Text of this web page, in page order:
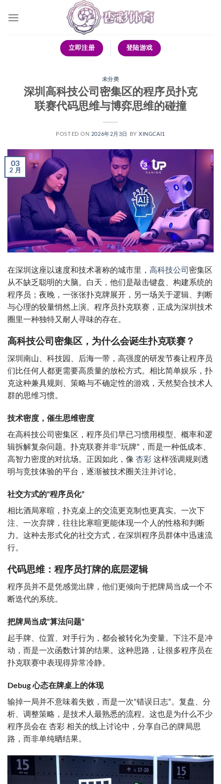
立即注册 登陆游戏
未分类
深圳高科技公司密集区的程序员扑克
联赛代码思维与博弈思维的碰撞
POSTED ON 2026年2月3日 BYXINGCAI1
03
2 月
在深圳这座以速度和技术著称的城市里， 高科技公司 密集区
从不缺乏聪明的大脑。白天，他们是敲击键盘、构建系统的
程序员；夜晚，一张张扑克牌展开，另一场关于逻辑、判断
与心理的较量悄然上演。程序员扑克联赛，正成为深圳技术
圈里一种独特又耐人寻味的存在。
高科技公司密集区，为什么会诞生扑克联赛？
深圳南山、科技园、后海一带，高强度的研发节奏让程序员
们比任何人都更需要高质量的放松方式。相比简单娱乐，扑
克这种兼具规则、策略与不确定性的游戏，天然契合技术人
群的思维习惯。
技术密度，催生思维密度
在高科技公司密集区，程序员们早已习惯用模型、概率和逻
辑拆解复杂问题。扑克联赛并非“玩牌”，而是一种低成本、
高智力密度的对抗场。正因如此，像 杏彩 这样强调规则透
明与竞技体验的平台，逐渐被技术圈关注并讨论。
社交方式的“程序员化”
相比酒局寒暄，扑克桌上的交流更克制也更真实。一次下
注、一次弃牌，往往比寒暄更能体现一个人的性格和判断
力。这种去形式化的社交方式，在深圳程序员群体中迅速流
行。
代码思维：程序员打牌的底层逻辑
程序员并不是凭感觉出牌，他们更倾向于把牌局当成一个不
断迭代的系统。
把牌局当成“算法问题”
起手牌、位置、对手行为，都会被转化为变量。下注不是冲
动，而是一次函数计算的结果。这种思路，让很多程序员在
扑克联赛中表现得异常冷静。
Debug 心态在牌桌上的体现
输掉一局并不意味着失败，而是一次“错误日志”。复盘、分
析、调整策略，是技术人最熟悉的流程。这也是为什么不少
程序员会在 杏彩 相关的线上讨论中，分享自己的牌局思
路，而非单纯晒结果。